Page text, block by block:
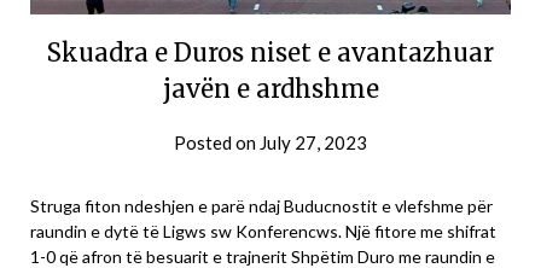
Skuadra e Duros niset e avantazhuar
javën e ardhshme
Posted on July 27, 2023
Struga fiton ndeshjen e parë ndaj Buducnostit e vlefshme për
raundin e dytë të Ligws sw Konferencws. Një fitore me shifrat
1-0 që afron të besuarit e trajnerit Shpëtim Duro me raundin e